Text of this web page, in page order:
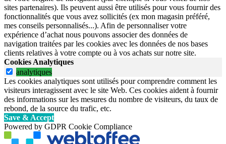
sites partenaires). Ils peuvent aussi être utilisés pour vous fournir des
fonctionnalités que vous avez sollicités (ex mon magasin préféré,
mes conseils personnalisés...). Afin de personnaliser votre
expérience d’achat nous pouvons associer des données de
navigation traitées par les cookies avec les données de nos bases
clients relatives à votre compte ou à vos achats sur notre site.
Cookies Analytiques
analytiques
Les cookies analytiques sont utilisés pour comprendre comment les
visiteurs interagissent avec le site Web. Ces cookies aident à fournir
des informations sur les mesures du nombre de visiteurs, du taux de
rebond, de la source du trafic, etc.
Save & Accept
Powered by GDPR Cookie Compliance